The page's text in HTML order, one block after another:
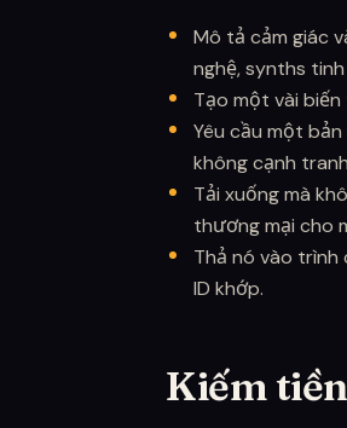
Mô tả cảm giác
nghệ, synths
Tạo một vài
Yêu cầu một
không cạnh
Tải xuống mà
thương mại cho
Thả nó vào
ID khớp.
Kiếm